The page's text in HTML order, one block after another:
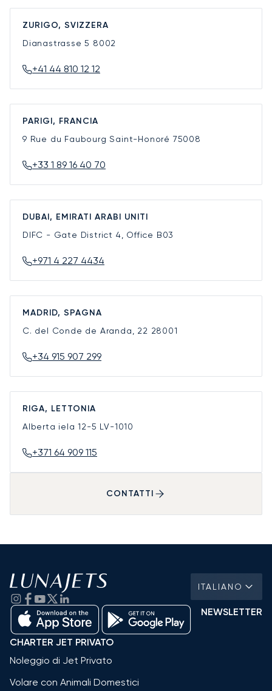
ZURIGO, SVIZZERA
Dianastrasse 5 8002
+41 44 810 12 12
PARIGI, FRANCIA
9 Rue du Faubourg Saint-Honoré 75008
+33 1 89 16 40 70
DUBAI, EMIRATI ARABI UNITI
DIFC - Gate District 4, Office B03
+971 4 227 4434
MADRID, SPAGNA
C. del Conde de Aranda, 22 28001
+34 915 907 299
RIGA, LETTONIA
Alberta iela 12-5 LV-1010
+371 64 909 115
CONTATTI
ITALIANO
NEWSLETTER
CHARTER JET PRIVATO
Noleggio di Jet Privato
Volare con Animali Domestici